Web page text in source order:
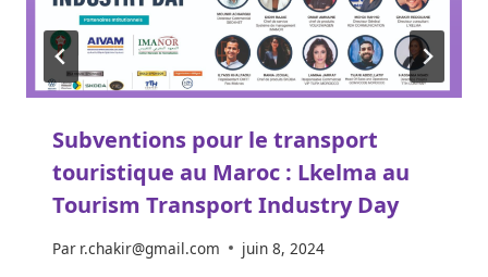
Subventions pour le transport
touristique au Maroc : Lkelma au
Tourism Transport Industry Day
Par r.chakir@gmail.com juin 8, 2024